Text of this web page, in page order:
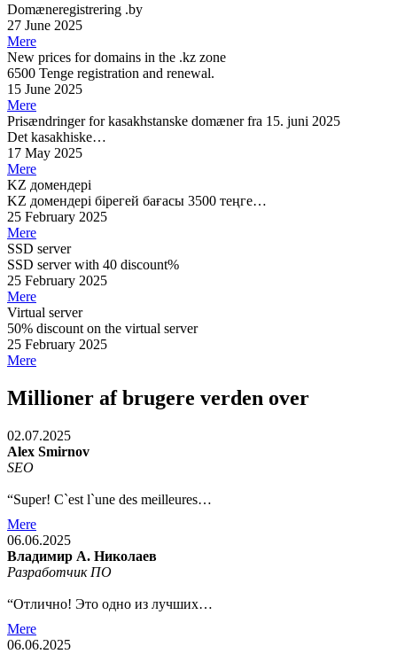
Domæneregistrering .by
27 June 2025
Mere
New prices for domains in the .kz zone
6500 Tenge registration and renewal.
15 June 2025
Mere
Prisændringer for kasakhstanske domæner fra 15. juni 2025
Det kasakhiske…
17 May 2025
Mere
KZ домендері
KZ домендері бірегей бағасы 3500 теңге…
25 February 2025
Mere
SSD server
SSD server with 40 discount%
25 February 2025
Mere
Virtual server
50% discount on the virtual server
25 February 2025
Mere
Millioner af brugere verden over
02.07.2025
Alex Smirnov
SEO
“Super! C`est l`une des meilleures…
Mere
06.06.2025
Владимир А. Николаев
Разработчик ПО
“Отлично! Это одно из лучших…
Mere
06.06.2025